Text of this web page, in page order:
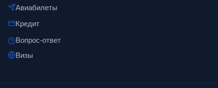
Авиабилеты
Кредит
Вопрос-ответ
Визы